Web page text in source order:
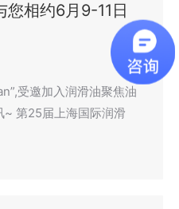
您相约6月9-11日
受邀加入润滑油聚焦油
~ 第25届上海国际润滑